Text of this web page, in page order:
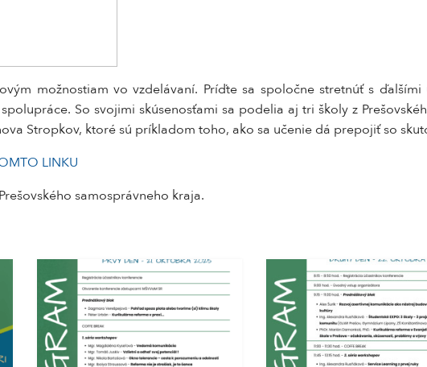
možnostiam vo vzdelávaní. Príďte sa spoločne stretnúť s
So svojimi skúsenosťami sa podelia aj tri školy z
Stropkov, ktoré sú príkladom toho, ako sa učenie dá prepojiť so
LINKU
samosprávneho kraja.